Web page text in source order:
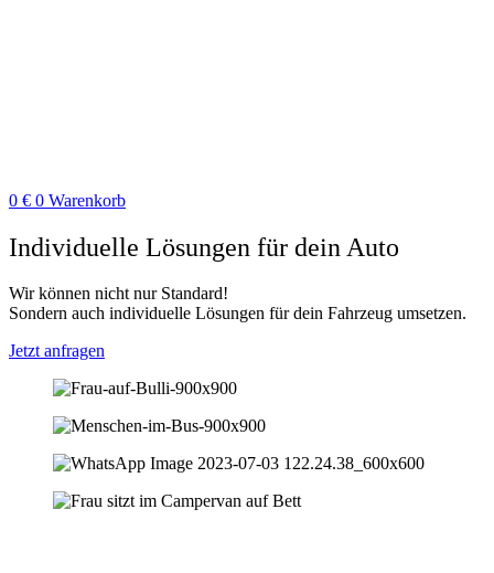
0 € 0 Warenkorb
Individuelle Lösungen für dein Auto
Wir können nicht nur Standard!
Sondern auch individuelle Lösungen für dein Fahrzeug umsetzen.
Jetzt anfragen